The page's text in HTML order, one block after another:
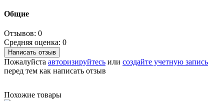
Общие
Отзывов: 0
Средняя оценка: 0
Написать отзыв
Пожалуйста авторизируйтесь или создайте учетную запись
перед тем как написать отзыв
Похожие товары